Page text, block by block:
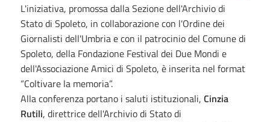
L'iniziativa, promossa dalla Sezione dell'Archivio di
Stato di Spoleto, in collaborazione con l'Ordine dei
Giornalisti dell'Umbria e con il patrocinio del Comune di
Spoleto, della Fondazione Festival dei Due Mondi e
dell'Associazione Amici di Spoleto, è inserita nel format
“Coltivare la memoria”.
Alla conferenza portano i saluti istituzionali, Cinzia
Rutili, direttrice dell'Archivio di Stato di